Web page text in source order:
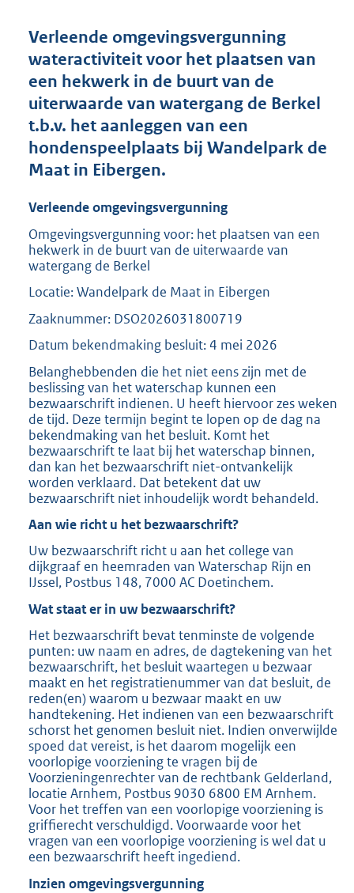
r
o
t
t
e
:
2
b
Verleende omgevingsvergunning
wateractiviteit voor het plaatsen van
een hekwerk in de buurt van de
uiterwaarde van watergang de Berkel
t.b.v. het aanleggen van een
hondenspeelplaats bij Wandelpark de
Maat in Eibergen.
Verleende omgevingsvergunning
Omgevingsvergunning voor: het plaatsen van een
hekwerk in de buurt van de uiterwaarde van
watergang de Berkel
Locatie: Wandelpark de Maat in Eibergen
Zaaknummer: DSO2026031800719
Datum bekendmaking besluit: 4 mei 2026
Belanghebbenden die het niet eens zijn met de
beslissing van het waterschap kunnen een
bezwaarschrift indienen. U heeft hiervoor zes weken
de tijd. Deze termijn begint te lopen op de dag na
bekendmaking van het besluit. Komt het
bezwaarschrift te laat bij het waterschap binnen,
dan kan het bezwaarschrift niet-ontvankelijk
worden verklaard. Dat betekent dat uw
bezwaarschrift niet inhoudelijk wordt behandeld.
Aan wie richt u het bezwaarschrift?
Uw bezwaarschrift richt u aan het college van
dijkgraaf en heemraden van Waterschap Rijn en
IJssel, Postbus 148, 7000 AC Doetinchem.
Wat staat er in uw bezwaarschrift?
Het bezwaarschrift bevat tenminste de volgende
punten: uw naam en adres, de dagtekening van het
bezwaarschrift, het besluit waartegen u bezwaar
maakt en het registratienummer van dat besluit, de
reden(en) waarom u bezwaar maakt en uw
handtekening. Het indienen van een bezwaarschrift
schorst het genomen besluit niet. Indien onverwijlde
spoed dat vereist, is het daarom mogelijk een
voorlopige voorziening te vragen bij de
Voorzieningenrechter van de rechtbank Gelderland,
locatie Arnhem, Postbus 9030 6800 EM Arnhem.
Voor het treffen van een voorlopige voorziening is
griffierecht verschuldigd. Voorwaarde voor het
vragen van een voorlopige voorziening is wel dat u
een bezwaarschrift heeft ingediend.
Inzien omgevingsvergunning